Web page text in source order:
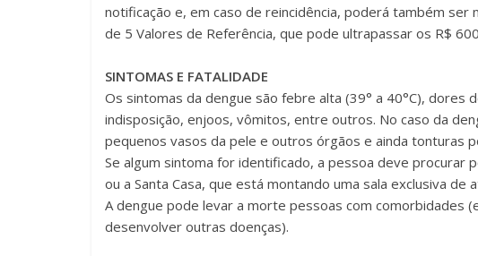
notificação e, em caso de reincidência, poderá também
de 5 Valores de Referência, que pode ultrapassar os R$
SINTOMAS E FATALIDADE
Os sintomas da dengue são febre alta (39° a 40°C), dores
indisposição, enjoos, vômitos, entre outros. No caso da
pequenos vasos da pele e outros órgãos e ainda tonturas
Se algum sintoma for identificado, a pessoa deve procurar
ou a Santa Casa, que está montando uma sala exclusiva
A dengue pode levar a morte pessoas com comorbidades
desenvolver outras doenças).